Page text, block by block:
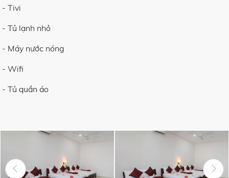
- Tivi
- Tủ lạnh nhỏ
- Máy nước nóng
- Wifi
- Tủ quần áo